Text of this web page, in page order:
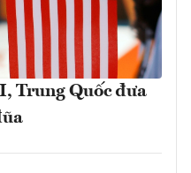
Trung Quốc đưa